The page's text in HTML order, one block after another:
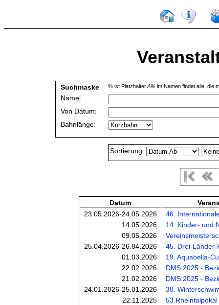
Suchmaske % ist Platzhalter.A% im Namen findet alle, die
Name:
Von Datum:
Bahnlänge:
Sortierung:
Datum
23.05.2026-24.05.2026
46.
14.05.2026
14. Kinder- und
09.05.2026
25.04.2026-26.04.2026
45. Drei-Länder-
01.03.2026
19. Aquabella-
22.02.2026
DMS 2025 -
21.02.2026
DMS 2025 -
24.01.2026-25.01.2026
30.
22.11.2025
53.Rheintalpokal